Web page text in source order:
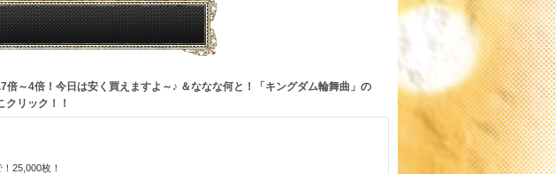
～4倍！今日は安く買えますよ～♪ ＆ななな何と！「キングダム輪舞曲」の
リック！！
25,000枚！